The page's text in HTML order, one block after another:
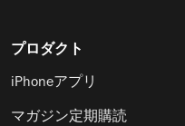
プロダクト
iPhoneアプリ
マガジン定期購読